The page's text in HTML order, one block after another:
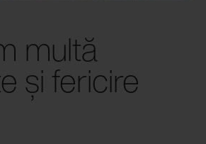
multă
și fericire